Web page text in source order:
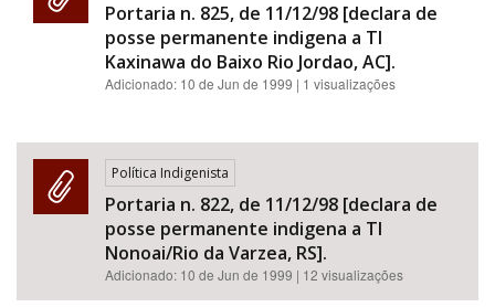
Portaria n. 825, de 11/12/98 [declara de
posse permanente indigena a TI
Kaxinawa do Baixo Rio Jordao, AC].
Adicionado: 10 de Jun de 1999 | 1 visualizações
Política Indigenista
Portaria n. 822, de 11/12/98 [declara de
posse permanente indigena a TI
Nonoai/Rio da Varzea, RS].
Adicionado: 10 de Jun de 1999 | 12 visualizações